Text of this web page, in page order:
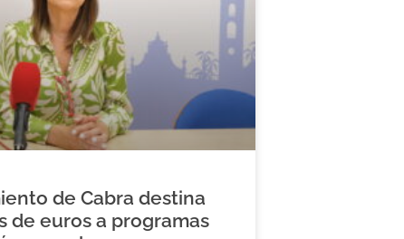
de Cabra destina
de euros a programas